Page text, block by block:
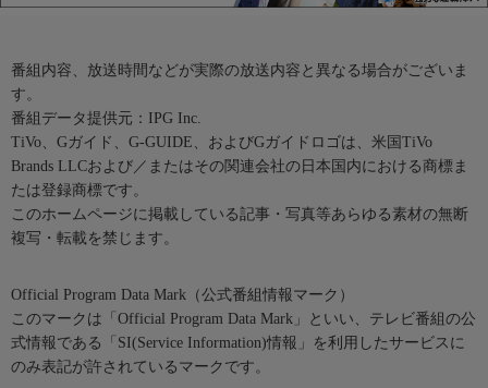
番組内容、放送時間などが実際の放送内容と異なる場合がございま
す。
番組データ提供元：IPG Inc.
TiVo、Gガイド、G-GUIDE、およびGガイドロゴは、米国TiVo
Brands LLCおよび／またはその関連会社の日本国内における商標ま
たは登録商標です。
このホームページに掲載している記事・写真等あらゆる素材の無断
複写・転載を禁じます。
Official Program Data Mark（公式番組情報マーク）
このマークは「Official Program Data Mark」といい、テレビ番組の公
式情報である「SI(Service Information)情報」を利用したサービスに
のみ表記が許されているマークです。